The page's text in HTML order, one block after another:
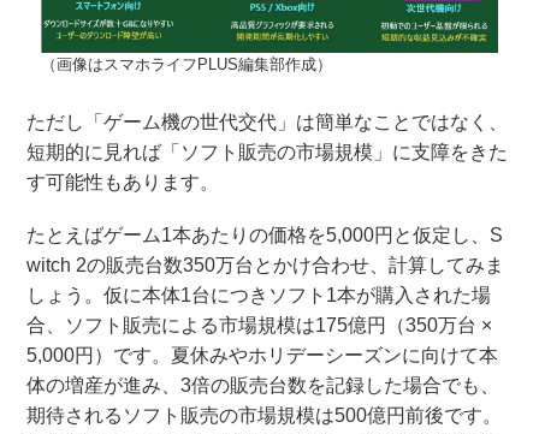
（画像はスマホライフPLUS編集部作成）
ただし「ゲーム機の世代交代」は簡単なことではなく、
短期的に見れば「ソフト販売の市場規模」に支障をきた
す可能性もあります。
たとえばゲーム1本あたりの価格を5,000円と仮定し、S
witch 2の販売台数350万台とかけ合わせ、計算してみま
しょう。仮に本体1台につきソフト1本が購入された場
合、ソフト販売による市場規模は175億円（350万台 ×
5,000円）です。夏休みやホリデーシーズンに向けて本
体の増産が進み、3倍の販売台数を記録した場合でも、
期待されるソフト販売の市場規模は500億円前後です。